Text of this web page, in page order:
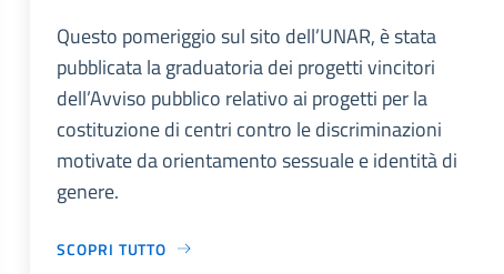
Questo pomeriggio sul sito dell’UNAR, è stata
pubblicata la graduatoria dei progetti vincitori
dell’Avviso pubblico relativo ai progetti per la
costituzione di centri contro le discriminazioni
motivate da orientamento sessuale e identità di
genere.
SCOPRI TUTTO